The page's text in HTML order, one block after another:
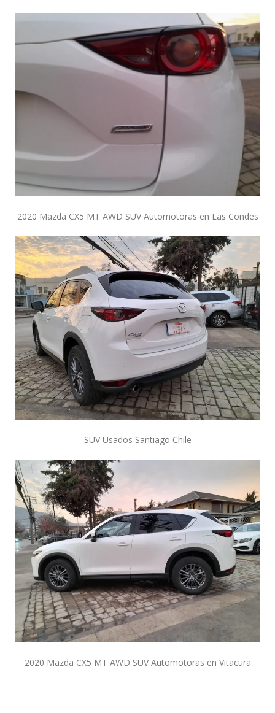
2020 Mazda CX5 MT AWD SUV Automotoras en Las Condes
SUV Usados Santiago Chile
2020 Mazda CX5 MT AWD SUV Automotoras en Vitacura